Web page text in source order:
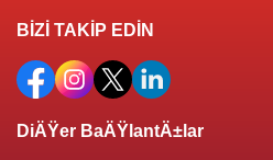
BİZİ TAKİP EDİN
DiÄŸer BaÄŸlantÄ±lar